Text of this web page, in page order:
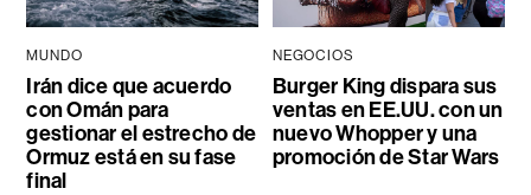
MUNDO
Irán dice que acuerdo
con Omán para
gestionar el estrecho de
Ormuz está en su fase
final
NEGOCIOS
Burger King dispara sus
ventas en EE.UU. con un
nuevo Whopper y una
promoción de Star Wars